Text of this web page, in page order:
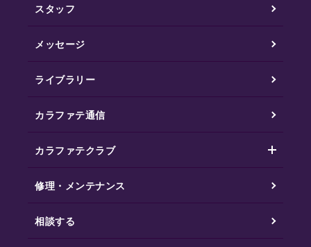
スタッフ
メッセージ
ライブラリー
カラファテ通信
カラファテクラブ
修理・メンテナンス
相談する